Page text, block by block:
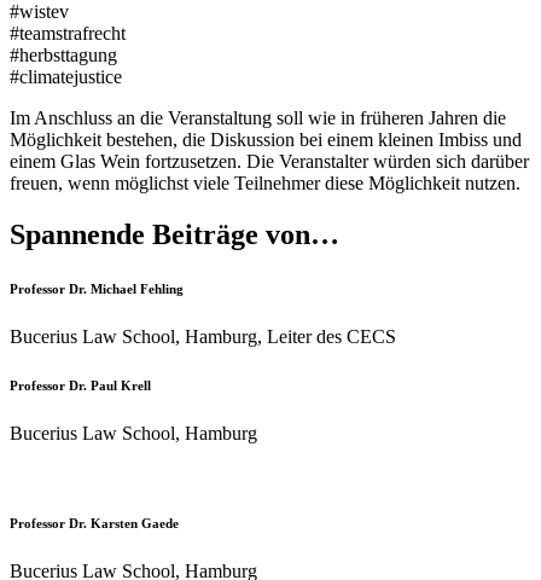
#wistev
#teamstrafrecht
#herbsttagung
#climatejustice
Im Anschluss an die Veranstaltung soll wie in früheren Jahren die
Möglichkeit bestehen, die Diskussion bei einem kleinen Imbiss und
einem Glas Wein fortzusetzen. Die Veranstalter würden sich darüber
freuen, wenn möglichst viele Teilnehmer diese Möglichkeit nutzen.
Spannende Beiträge von…
Professor Dr. Michael Fehling
Bucerius Law School, Hamburg, Leiter des CECS
Professor Dr. Paul Krell
Bucerius Law School, Hamburg
Professor Dr. Karsten Gaede
Bucerius Law School, Hamburg